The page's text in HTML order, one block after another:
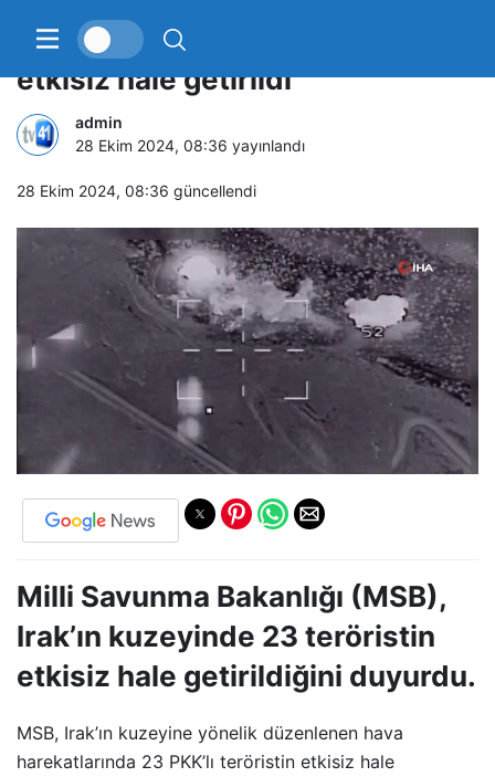
Irak’ın kuzeyinde 23 terörist
etkisiz hale getirildi
admin
28 Ekim 2024, 08:36 yayınlandı
28 Ekim 2024, 08:36 güncellendi
Milli Savunma Bakanlığı (MSB),
Irak’ın kuzeyinde 23 teröristin
etkisiz hale getirildiğini duyurdu.
MSB, Irak’ın kuzeyine yönelik düzenlenen hava
harekatlarında 23 PKK’lı teröristin etkisiz hale